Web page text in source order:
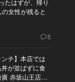
たはずが、帰り
女性が残ると
5
ンチ】本店では
が並ばずに食
赤坂山王店』